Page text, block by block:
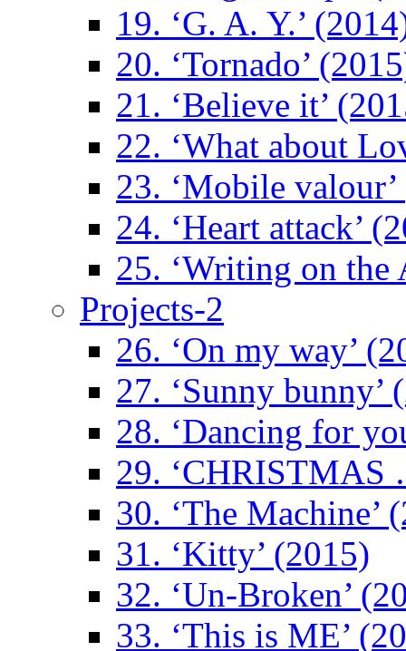
19. ‘G. A. Y.’
20. ‘Tornado’
21. ‘Believe it’
22. ‘What about
23. ‘Mobile
24. ‘Heart attack’
25. ‘Writing on the
Projects-2
26. ‘On my way’
27. ‘Sunny bunny’
28. ‘Dancing for
29. ‘CHRISTMAS
30. ‘The Machine’
31. ‘Kitty’ (2015)
32. ‘Un-Broken’
33. ‘This is ME’